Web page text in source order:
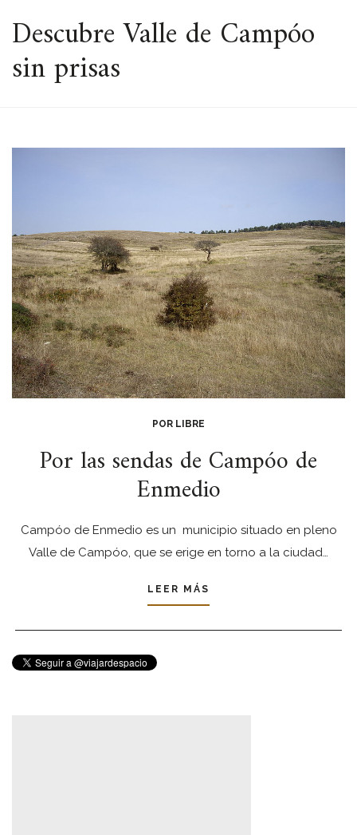
ESPACIO
Descubre Valle de Campóo
sin prisas
POR LIBRE
Por las sendas de Campóo de
Enmedio
Campóo de Enmedio es un municipio situado en pleno
Valle de Campóo, que se erige en torno a la ciudad…
LEER MÁS